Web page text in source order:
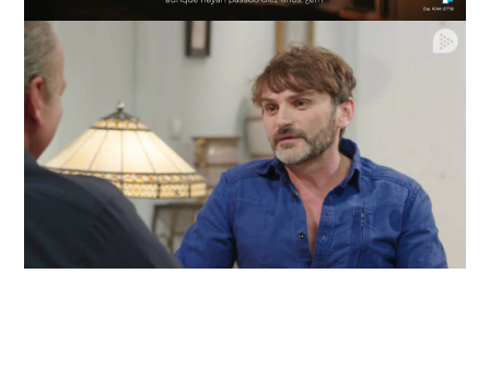
Loaded
76.68%